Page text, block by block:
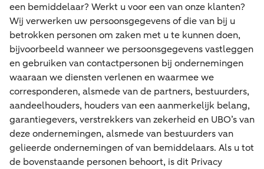
een bemiddelaar? Werkt u voor een van onze klanten?
Wij verwerken uw persoonsgegevens of die van bij u
betrokken personen om zaken met u te kunnen doen,
bijvoorbeeld wanneer we persoonsgegevens vastleggen
en gebruiken van contactpersonen bij ondernemingen
waaraan we diensten verlenen en waarmee we
corresponderen, alsmede van de partners, bestuurders,
aandeelhouders, houders van een aanmerkelijk belang,
garantiegevers, verstrekkers van zekerheid en UBO’s van
deze ondernemingen, alsmede van bestuurders van
gelieerde ondernemingen of van bemiddelaars. Als u tot
de bovenstaande personen behoort, is dit Privacy